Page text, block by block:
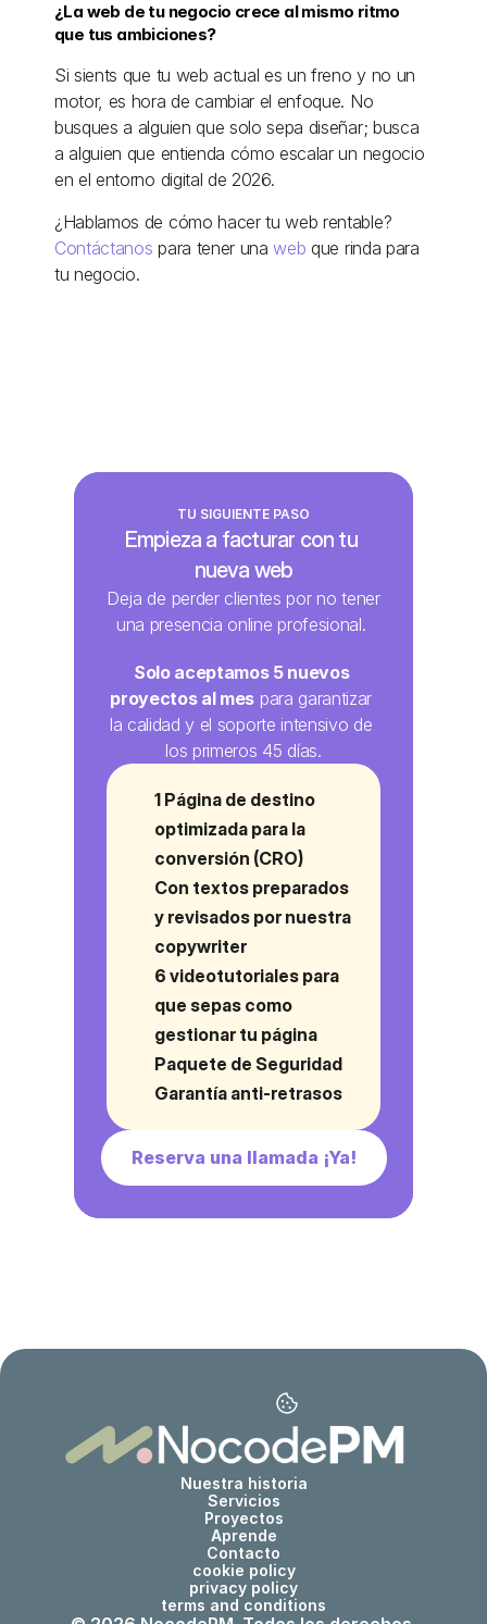
¿La web de tu negocio crece al mismo ritmo
que tus ambiciones?
Si sients que tu web actual es un freno y no un
motor, es hora de cambiar el enfoque. No
busques a alguien que solo sepa diseñar; busca
a alguien que entienda cómo escalar un negocio
en el entorno digital de 2026.
Contáctanos para tener una web que rinda para
tu negocio.
TU SIGUIENTE PASO
Empieza a facturar con tu
nueva web
Deja de perder clientes por no tener
una presencia online profesional.
Solo aceptamos 5 nuevos
proyectos al mes para garantizar
la calidad y el soporte intensivo de
los primeros 45 días.
1 Página de destino
optimizada para la
conversión (CRO)
Con textos preparados
y revisados por nuestra
copywriter
6 videotutoriales para
que sepas como
gestionar tu página
Paquete de Seguridad
Garantía anti-retrasos
Reserva una llamada ¡Ya!
Nuestra historia
Servicios
Proyectos
Aprende
Contacto
cookie policy
privacy policy
terms and conditions